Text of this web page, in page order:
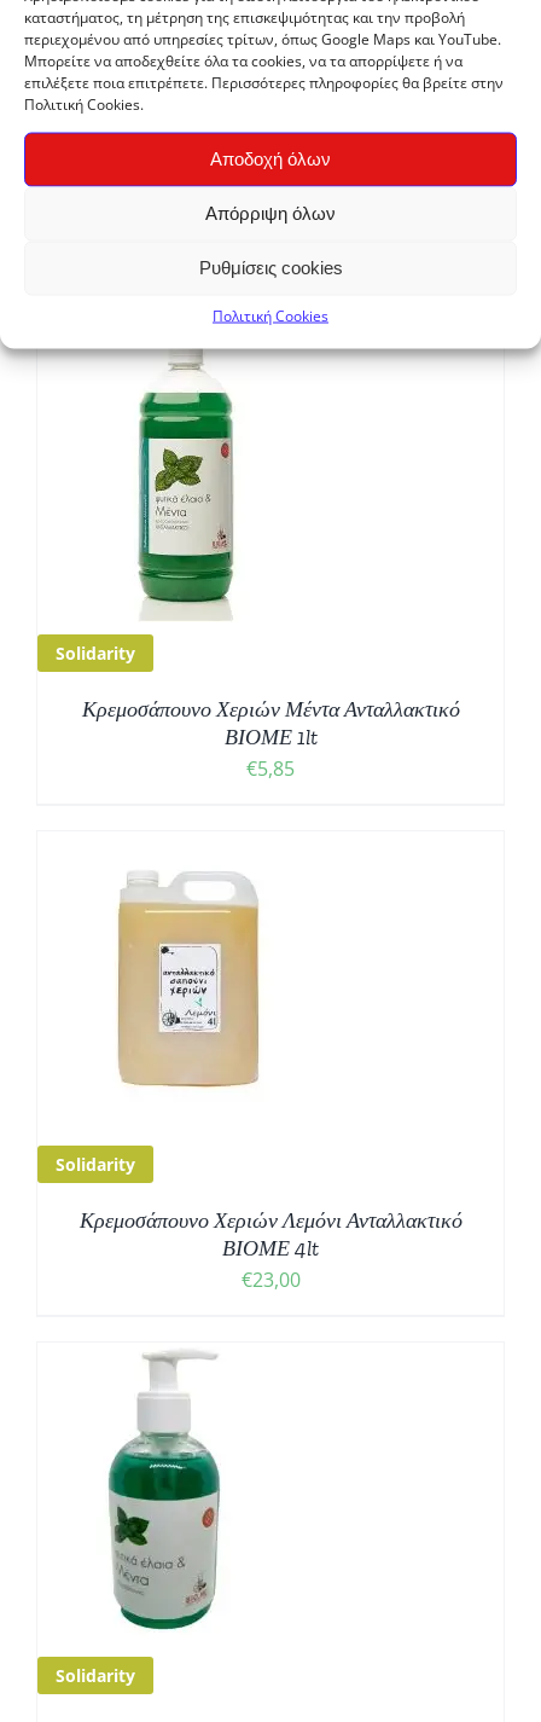
καταστήματος, τη μέτρηση της επισκεψιμότητας και την προβολή
περιεχομένου από υπηρεσίες τρίτων, όπως Google Maps και YouTube.
Μπορείτε να αποδεχθείτε όλα τα cookies, να τα απορρίψετε ή να
επιλέξετε ποια επιτρέπετε. Περισσότερες πληροφορίες θα βρείτε στην
Πολιτική Cookies.
Αποδοχή όλων
Απόρριψη όλων
Ρυθμίσεις cookies
Πολιτική Cookies
ΒΙΟΜΕ 1lt
Solidarity
Κρεμοσάπουνο Χεριών Μέντα Ανταλλακτικό
ΒΙΟΜΕ 1lt
€5,85
Solidarity
Κρεμοσάπουνο Χεριών Λεμόνι Ανταλλακτικό
ΒΙΟΜΕ 4lt
€23,00
Solidarity